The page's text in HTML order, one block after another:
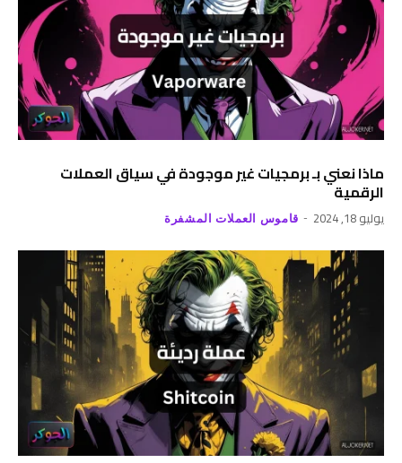
ماذا نعني بـ برمجيات غير موجودة في سياق العملات
الرقمية
يوليو 18, 2024 قاموس العملات المشفرة